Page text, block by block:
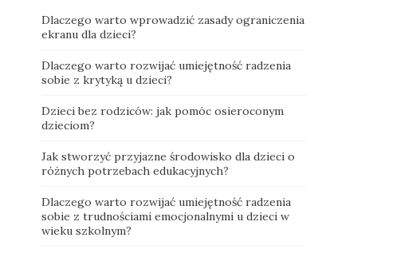
Dlaczego warto wprowadzić zasady ograniczenia
ekranu dla dzieci?
Dlaczego warto rozwijać umiejętność radzenia
sobie z krytyką u dzieci?
Dzieci bez rodziców: jak pomóc osieroconym
dzieciom?
Jak stworzyć przyjazne środowisko dla dzieci o
różnych potrzebach edukacyjnych?
Dlaczego warto rozwijać umiejętność radzenia
sobie z trudnościami emocjonalnymi u dzieci w
wieku szkolnym?